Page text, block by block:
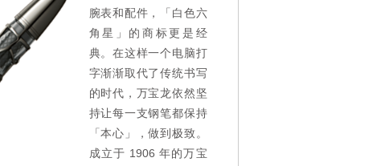
腕表和配件，「白色六
角星」的商标更是经
典。在这样一个电脑打
字渐渐取代了传统书写
的时代，万宝龙依然坚
持让每一支钢笔都保持
「本心」，做到极致。
成立于 1906 年的万宝